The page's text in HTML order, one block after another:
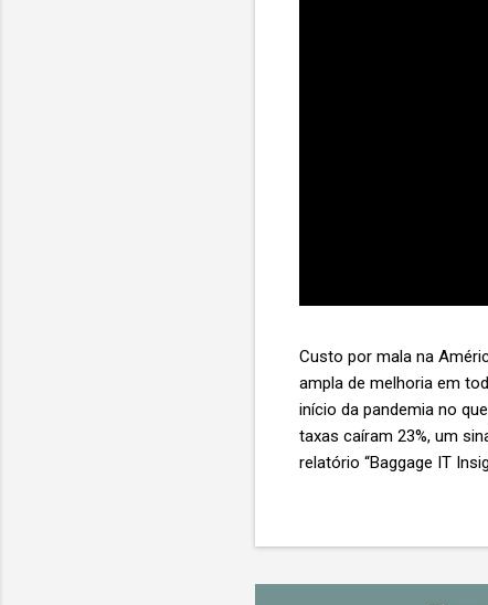
Custo por mala na
ampla de melhoria em
início da pandemia no
taxas caíram 23%, um
relatório “Baggage IT
lucro líquido médio de